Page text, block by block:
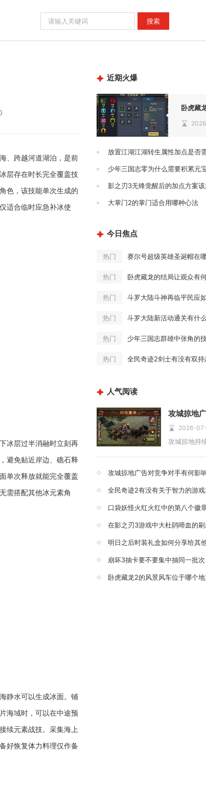
、跨越河道湖泊，是前
层存在时长完全覆盖技
色，该技能单次生成的
适合临时应急补冰使
冰层过半消融时立刻再
避免贴近岸边、礁石释
单次释放就能完全覆盖
需搭配其他冰元素角
静水可以生成冰面。铺
海域时，可以在中途预
续元素战技。采集海上
好恢复体力料理仅作备
近期火爆
放置江湖江湖转生属性加点是否
少年三国志零为什么需要积累元
影之刃3无锋觉醒后的加点方案
大掌门2的掌门适合用哪种心法
今日焦点
热门 赛尔号超级英雄圣诞帽在
热门 卧虎藏龙的结局让观众有
热门 斗罗大陆斗神再临平民应
热门 斗罗大陆新活动通关有什
热门 少年三国志群雄中张角的
热门 全民奇迹2剑士有没有双
人气阅读
攻城掠地
2026-
攻城掠地广告对竞争对手有何影
全民奇迹2有没有关于智力的游
口袋妖怪火红火红中的第八个徽
在影之刃3游戏中大杜鹃啼血的
明日之后时装礼盒如何分享给其
崩坏3抽卡要不要集中抽同一批次
卧虎藏龙2的风景风车位于哪个